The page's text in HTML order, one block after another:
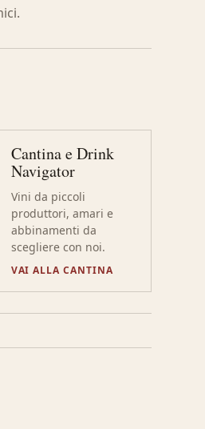
Cantina e Drink
Navigator
Vini da piccoli
produttori, amari e
abbinamenti da
scegliere con noi.
VAI ALLA CANTINA